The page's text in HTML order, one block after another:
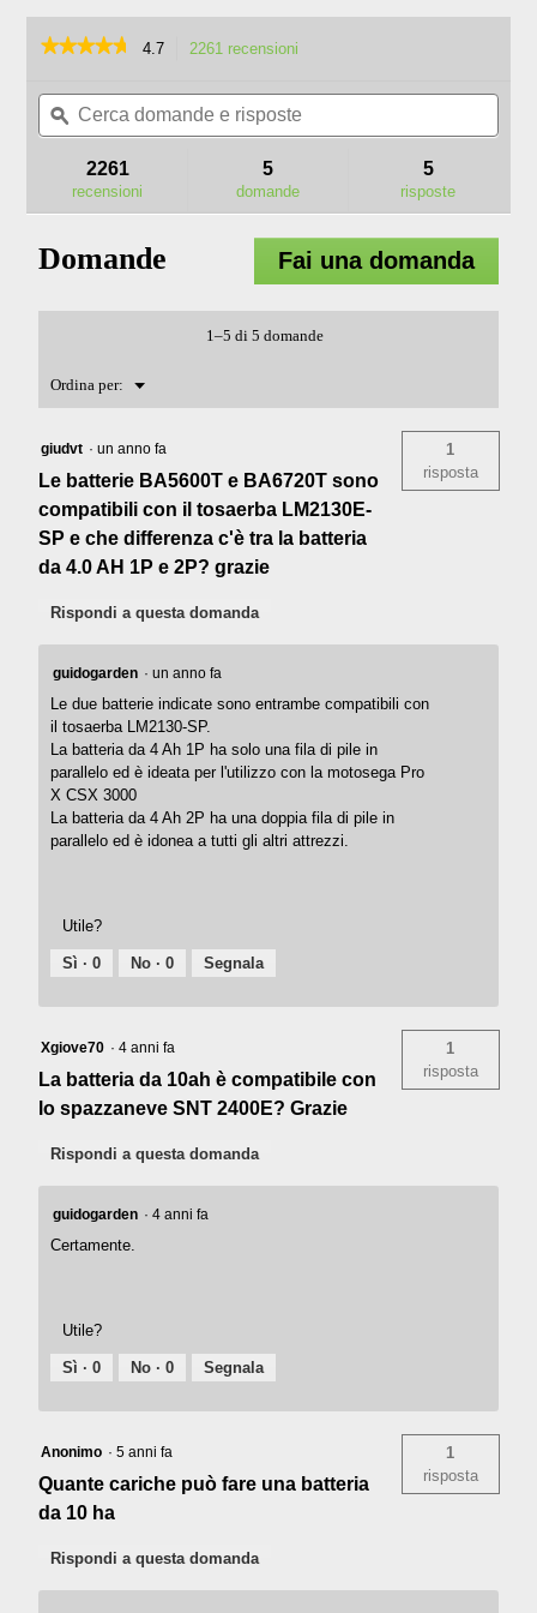
are
★★★★★
★★★★★
5
recensioni
10,0
4.7 2261 recensioni
alla
pagina
delle
Cerca
domande
e
risposte
ϙ
e
2261
recensioni
5
domande
5
risposte
Domande Fai una domanda
1–5 di 5 domande
Ordina per: ▼
Menu
giudvt · un anno fa
Le batterie BA5600T e BA6720T sono
compatibili con il tosaerba LM2130E-
SP e che differenza c'è tra la batteria
da 4.0 AH 1P e 2P? grazie
1
risposta
Rispondi a questa domanda
guidogarden · un anno fa
Le due batterie indicate sono entrambe compatibili con
il tosaerba LM2130-SP.
La batteria da 4 Ah 1P ha solo una fila di pile in
parallelo ed è ideata per l'utilizzo con la motosega Pro
X CSX 3000
La batteria da 4 Ah 2P ha una doppia fila di pile in
parallelo ed è idonea a tutti gli altri attrezzi.
Utile?
Sì ·0 No ·0 Segnala
Xgiove70 · 4 anni fa
La batteria da 10ah è compatibile con
lo spazzaneve SNT 2400E? Grazie
1
risposta
Rispondi a questa domanda
guidogarden · 4 anni fa
Certamente.
Utile?
Sì ·0 No ·0 Segnala
Anonimo · 5 anni fa
Quante cariche può fare una batteria
da 10 ha
1
risposta
Rispondi a questa domanda